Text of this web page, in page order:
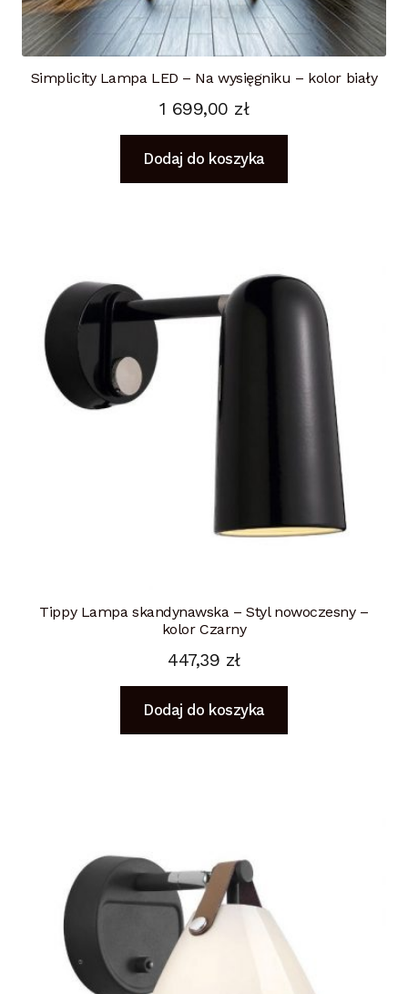
Simplicity Lampa LED – Na wysięgniku – kolor biały
1 699,00 zł
Dodaj do koszyka
Tippy Lampa skandynawska – Styl nowoczesny –
kolor Czarny
447,39 zł
Dodaj do koszyka